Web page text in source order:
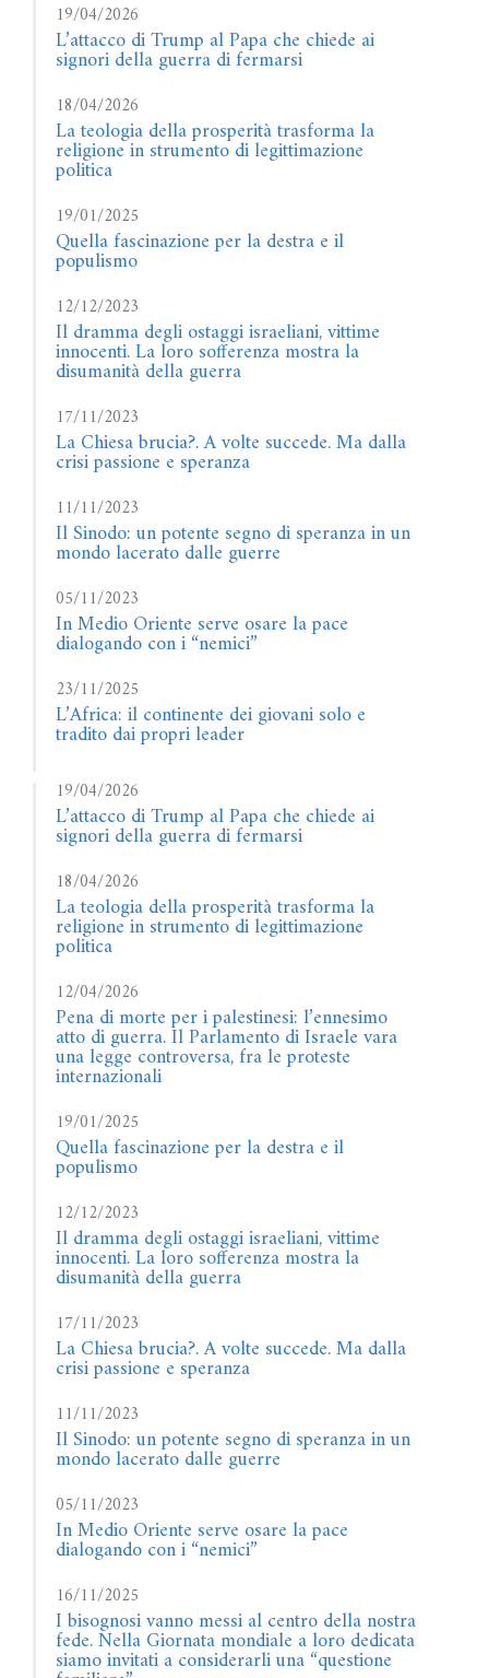
19/04/2026
L’attacco di Trump al Papa che chiede ai
signori della guerra di fermarsi
18/04/2026
La teologia della prosperità trasforma la
religione in strumento di legittimazione
politica
19/01/2025
Quella fascinazione per la destra e il
populismo
12/12/2023
Il dramma degli ostaggi israeliani, vittime
innocenti. La loro sofferenza mostra la
disumanità della guerra
17/11/2023
La Chiesa brucia?. A volte succede. Ma dalla
crisi passione e speranza
11/11/2023
Il Sinodo: un potente segno di speranza in un
mondo lacerato dalle guerre
05/11/2023
In Medio Oriente serve osare la pace
dialogando con i “nemici”
23/11/2025
L’Africa: il continente dei giovani solo e
tradito dai propri leader
19/04/2026
L’attacco di Trump al Papa che chiede ai
signori della guerra di fermarsi
18/04/2026
La teologia della prosperità trasforma la
religione in strumento di legittimazione
politica
12/04/2026
Pena di morte per i palestinesi: l’ennesimo
atto di guerra. Il Parlamento di Israele vara
una legge controversa, fra le proteste
internazionali
19/01/2025
Quella fascinazione per la destra e il
populismo
12/12/2023
Il dramma degli ostaggi israeliani, vittime
innocenti. La loro sofferenza mostra la
disumanità della guerra
17/11/2023
La Chiesa brucia?. A volte succede. Ma dalla
crisi passione e speranza
11/11/2023
Il Sinodo: un potente segno di speranza in un
mondo lacerato dalle guerre
05/11/2023
In Medio Oriente serve osare la pace
dialogando con i “nemici”
16/11/2025
I bisognosi vanno messi al centro della nostra
fede. Nella Giornata mondiale a loro dedicata
siamo invitati a considerarli una “questione